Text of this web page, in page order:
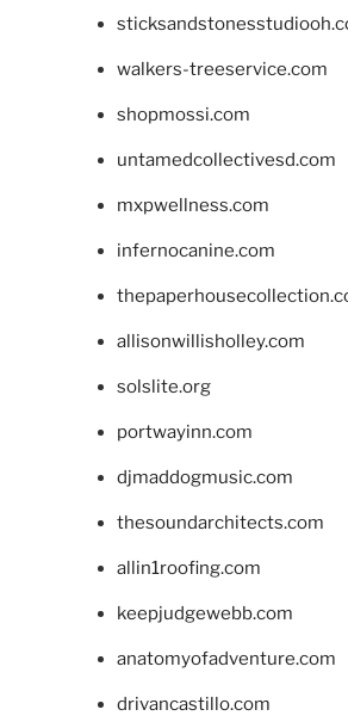
walkers-treeservice.com
shopmossi.com
untamedcollectivesd.com
mxpwellness.com
infernocanine.com
allisonwillisholley.com
solslite.org
portwayinn.com
djmaddogmusic.com
thesoundarchitects.com
allin1roofing.com
keepjudgewebb.com
anatomyofadventure.com
drivancastillo.com